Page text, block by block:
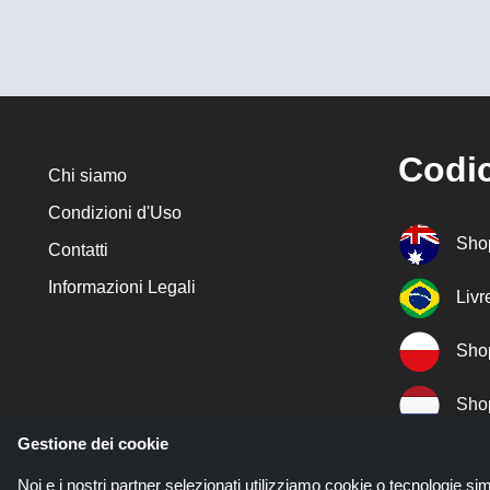
Chi siamo
Condizioni d'Uso
Contatti
Informazioni Legali
Gestione dei cookie
Noi e i nostri partner selezionati utilizziamo cookie o tecnologie